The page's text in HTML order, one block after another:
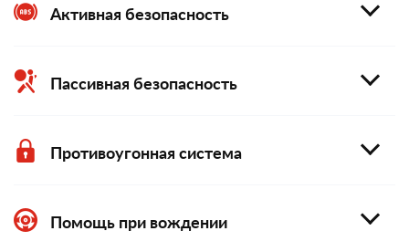
Активная безопасность
Пассивная безопасность
Противоугонная система
Помощь при вождении